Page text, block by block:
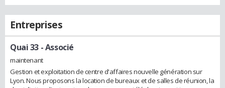
Entreprises
Quai 33 - Associé
maintenant
Gestion et exploitation de centre d'affaires nouvelle génération sur
Lyon. Nous proposons la location de bureaux et de salles de réunion, la